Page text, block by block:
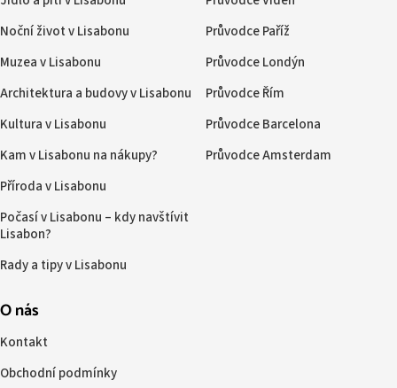
Noční život v Lisabonu
Muzea v Lisabonu
Architektura a budovy v Lisabonu
Kultura v Lisabonu
Kam v Lisabonu na nákupy?
Příroda v Lisabonu
Počasí v Lisabonu – kdy navštívit
Lisabon?
Rady a tipy v Lisabonu
Průvodce Paříž
Průvodce Londýn
Průvodce Řím
Průvodce Barcelona
Průvodce Amsterdam
O nás
Kontakt
Obchodní podmínky